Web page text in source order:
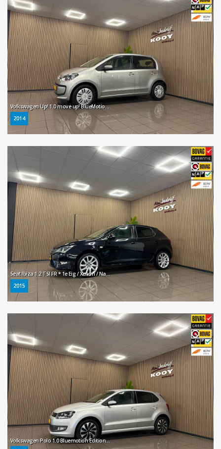
Volkswagen Up! 1.0 move up! BlueMotion * Navigatie / Airco / 5 Deurs / Goed onderhouden *
2014
Seat Ibiza 1.2 TSI FR * 1e Eig / Xenon / Navigatie / Cruise control / LM Velgen / NL Auto *
2015
Volkswagen Polo 1.0 Bluemotion Edition * Automaat / Navigatie / Parkeersensoren / NL Auto *